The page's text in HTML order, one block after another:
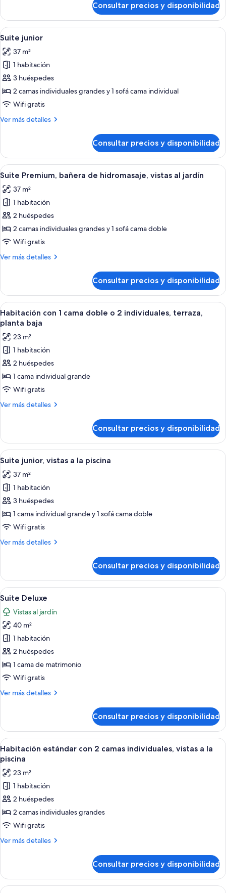
individuales
con
camas
individuales
Consultar precios y disponibilidad
Abrir
todas
las
fotos
de
Suite
junior
Una cama doble con cubrecama
4
Suite junior
37 m²
1 habitación
3 huéspedes
2 camas individuales grandes y 1 sofá cama individual
Wifi gratis
Ver más detalles
Más
junior
Consultar precios y disponibilidad
Abrir
todas
las
fotos
de
Suite
Premium,
de
al
jardín
Una sala de estar moderna con un
9
Suite Premium, bañera de hidromasaje, vistas al jardín
37 m²
1 habitación
2 huéspedes
2 camas individuales grandes y 1 sofá cama doble
Wifi gratis
Ver más detalles
Más
Premium,
bañera
de
hidromasaje,
vistas
al
jardín
Consultar precios y disponibilidad
Abrir
todas
las
fotos
de
Habitación
con
1
cama
2
individuales,
terraza,
planta
baja
Habitación de hotel con una cama
4
Habitación con 1 cama doble o 2 individuales, terraza,
planta baja
23 m²
1 habitación
2 huéspedes
1 cama individual grande
Wifi gratis
Ver más detalles
Más
con
cama
o
2
individuales,
terraza,
planta
baja
Consultar precios y disponibilidad
Abrir
todas
las
fotos
de
Suite
junior,
a
Una cama doble con cubrecama
4
Suite junior, vistas a la piscina
37 m²
1 habitación
3 huéspedes
1 cama individual grande y 1 sofá cama doble
Wifi gratis
Ver más detalles
Más
junior,
vistas
a
piscina
Consultar precios y disponibilidad
Abrir
todas
las
fotos
de
Suite
Deluxe
Una sala de estar moderna con un
5
Suite Deluxe
Vistas al jardín
40 m²
1 habitación
2 huéspedes
1 cama de matrimonio
Wifi gratis
Ver más detalles
Más
Deluxe
Consultar precios y disponibilidad
Abrir
todas
las
fotos
de
Habitación
estándar
con
2
vistas
Habitación de hotel con dos camas,
5
Habitación estándar con 2 camas individuales, vistas a la
piscina
23 m²
1 habitación
2 huéspedes
2 camas individuales grandes
Wifi gratis
Ver más detalles
Más
estándar
con
Consultar precios y disponibilidad
Habitación de hotel con dos camas,